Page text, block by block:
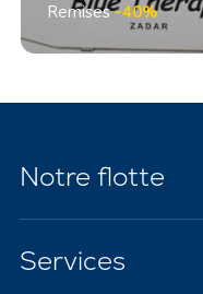
Remises-40%
Notre flotte
Services